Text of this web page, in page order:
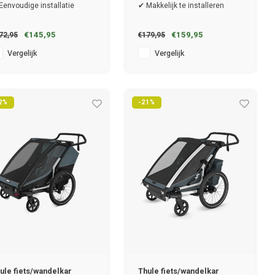
installatie
€145,95
Vergelijk
✔ Makkelijk te installeren
€179,95 €159,95
Vergelijk
fiets/wandelkar
-21%
Thule fiets/wandelkar